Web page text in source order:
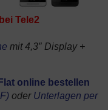
Tele2
mit 4,3″ Display +
online bestellen
oder Unterlagen per